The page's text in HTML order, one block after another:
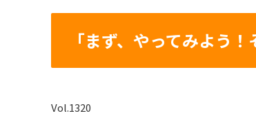
「まず、やってみよう
Vol.1320